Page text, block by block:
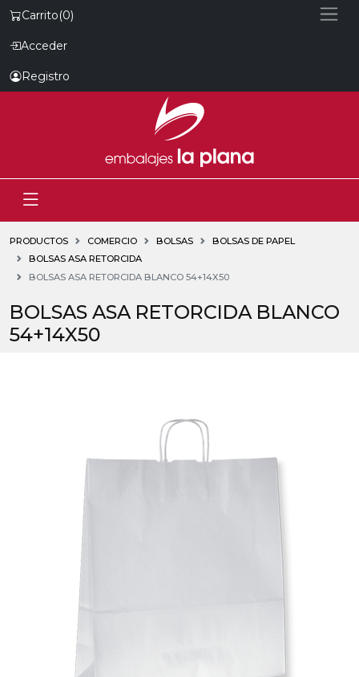
Carrito(0)
Acceder
Registro
PRODUCTOS COMERCIO BOLSAS
BOLSAS DE PAPEL
BOLSAS ASA RETORCIDA
BOLSAS ASA RETORCIDA BLANCO 54+14X50
BOLSAS ASA RETORCIDA BLANCO
54+14X50